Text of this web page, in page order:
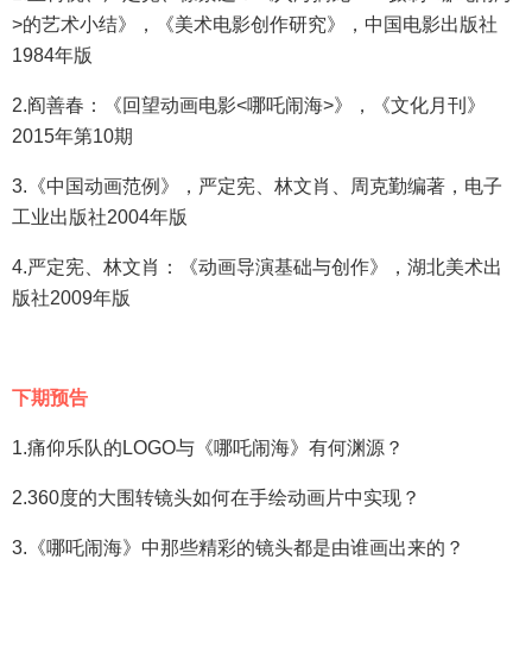
>的艺术小结》，《美术电影创作研究》，中国电影出版社
1984年版
2.阎善春：《回望动画电影<哪吒闹海>》，《文化月刊》
2015年第10期
3.《中国动画范例》，严定宪、林文肖、周克勤编著，电子
工业出版社2004年版
4.严定宪、林文肖：《动画导演基础与创作》，湖北美术出
版社2009年版
下期预告
1.痛仰乐队的LOGO与《哪吒闹海》有何渊源？
2.360度的大围转镜头如何在手绘动画片中实现？
3.《哪吒闹海》中那些精彩的镜头都是由谁画出来的？